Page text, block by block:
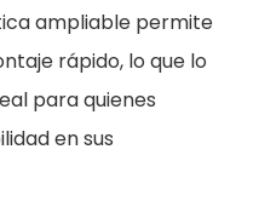
ampliable permite
rápido, lo que lo
para quienes
en sus